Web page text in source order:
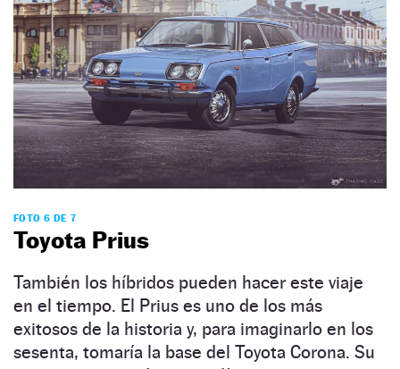
FOTO 6 DE 7
Toyota Prius
También los híbridos pueden hacer este viaje
en el tiempo. El Prius es uno de los más
exitosos de la historia y, para imaginarlo en los
sesenta, tomaría la base del Toyota Corona. Su